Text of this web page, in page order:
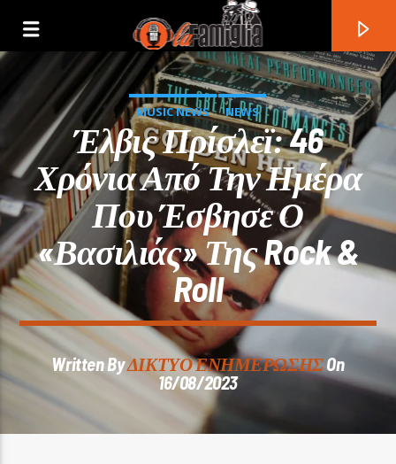
Current Track
Title
Artist
MUSIC NEWS NEWS
Έλβις Πρίσλεϊ: 46
Χρόνια Από Την Ημέρα
Που Έσβησε Ο
«βασιλιάς» Της Rock &
Roll
Written ByΔΙΚΤΥΟ ΕΝΗΜΕΡΩΣΗΣOn
16/08/2023